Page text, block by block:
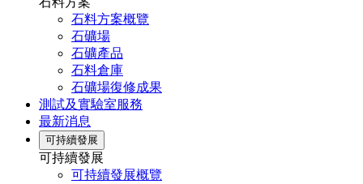
石料方案概覽
石礦場
石礦產品
石料倉庫
石礦場復修成果
測試及實驗室服務
最新消息
可持續發展
可持續發展
可持續發展概覽